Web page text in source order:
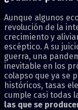
Aunque algunos
revolución de la
crecimiento y
escéptico. A su
guerra, una
inevitable en los
colapso que ya se
históricos, tasas
cumple casi todas
las que se